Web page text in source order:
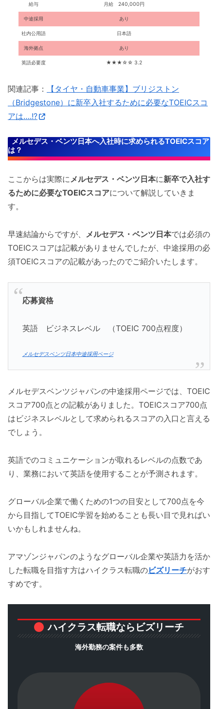
給与 月給 240,000円
中途採用 あり
社内公用語 日本語
海外拠点 あり
英語必要度 ★★★☆☆ 3.2
関連記事：
【タイヤ・自動車事業】ブリジストン
（Bridgestone）に新卒入社するために必要なTOEICスコ
アは….!?
メルセデス・ベンツ日本へ入社時に求められるTOEICスコア
は？
ここからは実際にメルセデス・ベンツ日本に新卒で入社す
るために必要なTOEICスコアについて解説していきま
す。
早速結論からですが、 メルセデス・ベンツ日本では必須の
TOEICスコアは記載がありませんでしたが、中途採用の必
須TOEICスコアの記載があったのでご紹介いたします。
応募資格
英語 ビジネスレベル （TOEIC 700点程度）
メルセデスベンツ日本中途採用ページ
メルセデスベンツジャパンの中途採用ページでは、TOEIC
スコア700点との記載がありました。TOEICスコア700点
はビジネスレベルとして求められるスコアの入口と言える
でしょう。
英語でのコミュニケーションが取れるレベルの点数であ
り、業務において英語を使用することが予測されます。
グローバル企業で働くための1つの目安として700点を今
から目指してTOEIC学習を始めることも長い目で見ればい
いかもしれませんね。
アマゾンジャパンのようなグローバル企業や英語力を活か
した転職を目指す方はハイクラス転職のビズリーチがおす
すめです。
ハイクラス転職ならビズリーチ
海外勤務の案件も多数